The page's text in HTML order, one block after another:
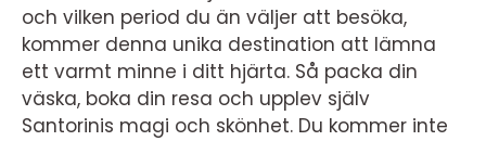
och vilken period du än väljer att besöka,
kommer denna unika destination att lämna
ett varmt minne i ditt hjärta. Så packa din
väska, boka din resa och upplev själv
Santorinis magi och skönhet. Du kommer inte